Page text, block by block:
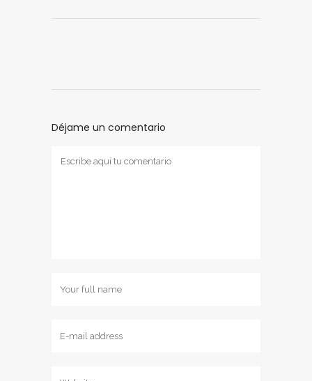
Déjame un comentario